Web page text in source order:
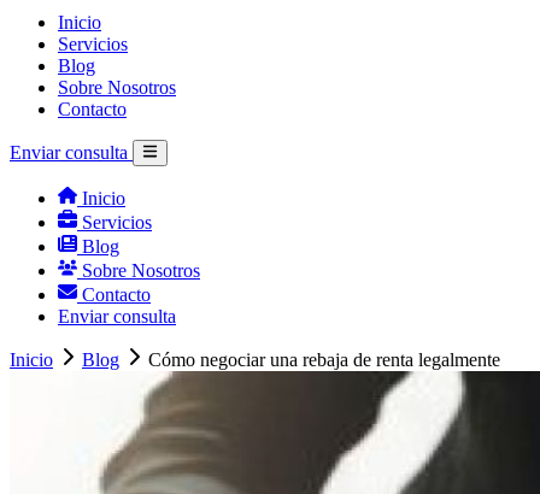
Inicio
Servicios
Blog
Sobre Nosotros
Contacto
Enviar consulta
Inicio
Servicios
Blog
Sobre Nosotros
Contacto
Enviar consulta
Inicio Blog Cómo negociar una rebaja de renta legalmente